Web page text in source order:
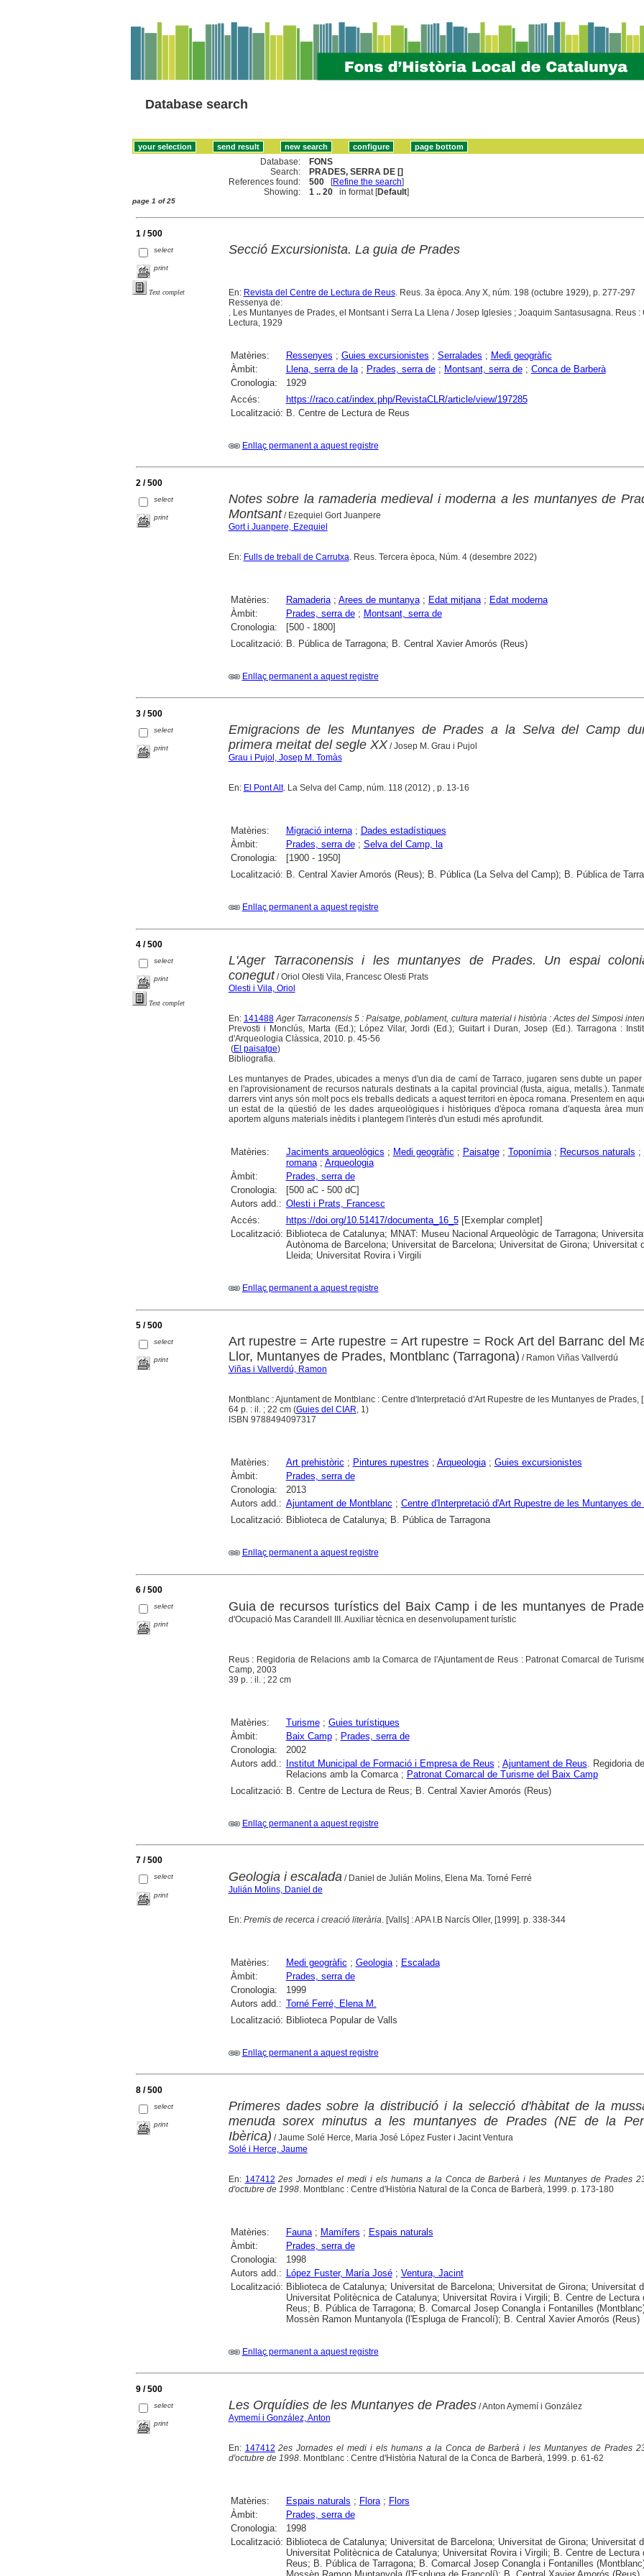
Database search
Database:
FONS
Search:
PRADES, SERRA DE []
References found:
500 [Refine the search]
Showing:
1 .. 20 in format [Default]
page 1 of 25
1 / 500
select
print
Text complet
Secció Excursionista. La guia de Prades
En: Revista del Centre de Lectura de Reus. Reus. 3a època. Any X, núm. 198 (octubre 1929), p. 277-297
Ressenya de:
. Les Muntanyes de Prades, el Montsant i Serra La Llena / Josep Iglesies ; Joaquim Santasusagna. Reus :
Lectura, 1929
Matèries: Ressenyes ; Guies excursionistes ; Serralades ; Medi geogràfic
Àmbit:
Llena, serra de la; Prades, serra de; Montsant, serra de; Conca de Barberà
Cronologia:
1929
Accés:
https://raco.cat/index.php/RevistaCLR/article/view/197285
Localització: B. Centre de Lectura de Reus
Enllaç permanent a aquest registre
2 / 500
select
print
Notes sobre la ramaderia medieval i moderna a les muntanyes de
Montsant/ Ezequiel Gort Juanpere
Gort i Juanpere, Ezequiel
En: Fulls de treball de Carrutxa. Reus. Tercera època, Núm. 4 (desembre 2022)
Matèries: Ramaderia; Arees de muntanya; Edat mitjana; Edat moderna
Àmbit:
Prades, serra de; Montsant, serra de
Cronologia:
[500 - 1800]
Localització: B. Pública de Tarragona; B. Central Xavier Amorós (Reus)
Enllaç permanent a aquest registre
3 / 500
select
print
Emigracions de les Muntanyes de Prades a la Selva del Camp
primera meitat del segle XX / Josep M. Grau i Pujol
Grau i Pujol, Josep M. Tomàs
En: El Pont Alt. La Selva del Camp, núm. 118 (2012) , p. 13-16
Matèries: Migració interna; Dades estadístiques
Àmbit:
Prades, serra de; Selva del Camp, la
Cronologia:
[1900 - 1950]
Localització: B. Central Xavier Amorós (Reus); B. Pública (La Selva del Camp); B. Pública de
Enllaç permanent a aquest registre
4 / 500
select
print
Text complet
L'Ager Tarraconensis i les muntanyes de Prades. Un espai
conegut/ Oriol Olesti Vila, Francesc Olesti Prats
Olesti i Vila, Oriol
En: 141488 Ager Tarraconensis 5 : Paisatge, poblament, cultura material i història : Actes del Simposi
Prevosti i Monclús, Marta (Ed.); López Vilar, Jordi (Ed.); Guitart i Duran, Josep (Ed.). Tarragona :
d'Arqueologia Clàssica, 2010. p. 45-56
(El paisatge)
Bibliografia.
Les muntanyes de Prades, ubicades a menys d'un dia de camí de Tarraco, jugaren sens dubte un paper
en l'aprovisionament de recursos naturals destinats a la capital provincial (fusta, aigua, metalls.).
darrers vint anys són molt pocs els treballs dedicats a aquest territori en època romana. Presentem en
un estat de la qüestió de les dades arqueològiques i històriques d'època romana d'aquesta àrea
aportem alguns materials inèdits i plantegem l'interès d'un estudi més aprofundit.
Matèries: Jaciments arqueològics ; Medi geogràfic ; Paisatge; Toponímia; Recursos naturals ;
romana; Arqueologia
Àmbit:
Prades, serra de
Cronologia:
[500 aC - 500 dC]
Autors add.: Olesti i Prats, Francesc
Accés:
https://doi.org/10.51417/documenta_16_5[Exemplar complet]
Localització: Biblioteca de Catalunya; MNAT: Museu Nacional Arqueològic de Tarragona;
Autònoma de Barcelona; Universitat de Barcelona; Universitat de Girona; Universitat
Lleida; Universitat Rovira i Virgili
Enllaç permanent a aquest registre
5 / 500
select
print
Art rupestre = Arte rupestre = Art rupestre = Rock Art del Barranc del
Llor, Muntanyes de Prades, Montblanc (Tarragona) / Ramon Viñas Vallverdú
Viñas i Vallverdú, Ramon
Montblanc : Ajuntament de Montblanc : Centre d'Interpretació d'Art Rupestre de les Muntanyes de Prades,
64 p. : il. ; 22 cm (Guies del CIAR, 1)
ISBN 9788494097317
Matèries: Art prehistòric ; Pintures rupestres ; Arqueologia; Guies excursionistes
Àmbit:
Prades, serra de
Cronologia:
2013
Autors add.: Ajuntament de Montblanc ; Centre d'Interpretació d'Art Rupestre de les Muntanyes de
Localització: Biblioteca de Catalunya; B. Pública de Tarragona
Enllaç permanent a aquest registre
6 / 500
select
print
Guia de recursos turístics del Baix Camp i de les muntanyes de
d'Ocupació Mas Carandell III. Auxiliar tècnica en desenvolupament turístic
Reus : Regidoria de Relacions amb la Comarca de l'Ajuntament de Reus : Patronat Comarcal de
Camp, 2003
39 p. : il. ; 22 cm
Matèries: Turisme; Guies turístiques
Àmbit:
Baix Camp; Prades, serra de
Cronologia:
2002
Autors add.: Institut Municipal de Formació i Empresa de Reus ; Ajuntament de Reus . Regidoria de
Relacions amb la Comarca ; Patronat Comarcal de Turisme del Baix Camp
Localització: B. Centre de Lectura de Reus; B. Central Xavier Amorós (Reus)
Enllaç permanent a aquest registre
7 / 500
select
print
Geologia i escalada / Daniel de Julián Molins, Elena Ma. Torné Ferré
Julián Molins, Daniel de
En: Premis de recerca i creació literària . [Valls] : APA I.B Narcís Oller, [1999]. p. 338-344
Matèries: Medi geogràfic ; Geologia; Escalada
Àmbit:
Prades, serra de
Cronologia:
1999
Autors add.: Torné Ferré, Elena M.
Localització: Biblioteca Popular de Valls
Enllaç permanent a aquest registre
8 / 500
select
print
Primeres dades sobre la distribució i la selecció d'hàbitat de la
menuda sorex minutus a les muntanyes de Prades (NE de la
Ibèrica) / Jaume Solé Herce, Maria José López Fuster i Jacint Ventura
Solé i Herce, Jaume
En: 147412 2es Jornades el medi i els humans a la Conca de Barberà i les Muntanyes de Prades
d'octubre de 1998. Montblanc : Centre d'Història Natural de la Conca de Barberà, 1999. p. 173-180
Matèries: Fauna; Mamífers ; Espais naturals
Àmbit:
Prades, serra de
Cronologia:
1998
Autors add.:
López Fuster, María José; Ventura, Jacint
Localització: Biblioteca de Catalunya; Universitat de Barcelona; Universitat de Girona; Universitat
Universitat Politècnica de Catalunya; Universitat Rovira i Virgili; B. Centre de Lectura
Reus; B. Pública de Tarragona; B. Comarcal Josep Conangla i Fontanilles
Mossèn Ramon Muntanyola (l'Espluga de Francolí); B. Central Xavier Amorós (Reus)
Enllaç permanent a aquest registre
9 / 500
select
print
Les Orquídies de les Muntanyes de Prades/ Anton Aymemí i González
Aymemí i González, Anton
En: 147412 2es Jornades el medi i els humans a la Conca de Barberà i les Muntanyes de Prades
d'octubre de 1998. Montblanc : Centre d'Història Natural de la Conca de Barberà, 1999. p. 61-62
Matèries: Espais naturals ; Flora; Flors
Àmbit:
Prades, serra de
Cronologia:
1998
Localització: Biblioteca de Catalunya; Universitat de Barcelona; Universitat de Girona; Universitat
Universitat Politècnica de Catalunya; Universitat Rovira i Virgili; B. Centre de Lectura
Reus; B. Pública de Tarragona; B. Comarcal Josep Conangla i Fontanilles